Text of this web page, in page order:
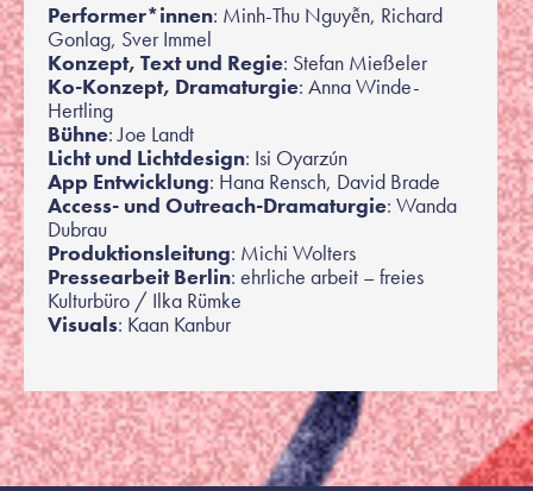
Performer*innen: Minh-Thu Nguyễn, Richard
Gonlag, Sver Immel
Konzept, Text und Regie: Stefan Mießeler
Ko-Konzept, Dramaturgie: Anna Winde-
Hertling
Bühne: Joe Landt
Licht und Lichtdesign: Isi Oyarzún
App Entwicklung: Hana Rensch, David Brade
Access- und Outreach-Dramaturgie: Wanda
Dubrau
Produktionsleitung: Michi Wolters
Pressearbeit Berlin: ehrliche arbeit – freies
Kulturbüro / Ilka Rümke
Visuals: Kaan Kanbur